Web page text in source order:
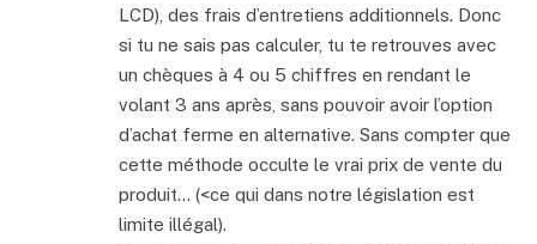
LCD), des frais d’entretiens additionnels. Donc
si tu ne sais pas calculer, tu te retrouves avec
un chèques à 4 ou 5 chiffres en rendant le
volant 3 ans après, sans pouvoir avoir l’option
d’achat ferme en alternative. Sans compter que
cette méthode occulte le vrai prix de vente du
produit… (<ce qui dans notre législation est
limite illégal).